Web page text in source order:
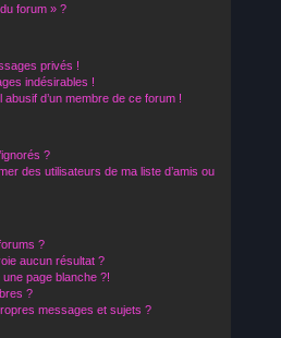
forum » ?
privés !
indésirables !
d’un membre de ce forum !
?
des utilisateurs de ma liste d’amis ou
?
aucun résultat ?
page blanche ?!
?
messages et sujets ?